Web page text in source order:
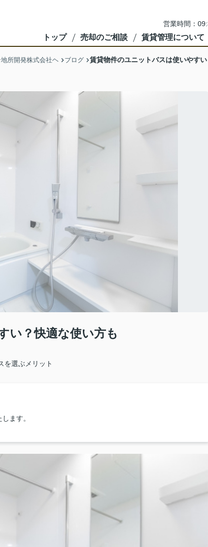
営業時間：
トップ 売却のご相談 賃貸管理について
所開発株式会社ヘ ブログ 賃貸物件のユニットバスは使いやす
い？快適な使い方も
を選ぶメリット
ます。